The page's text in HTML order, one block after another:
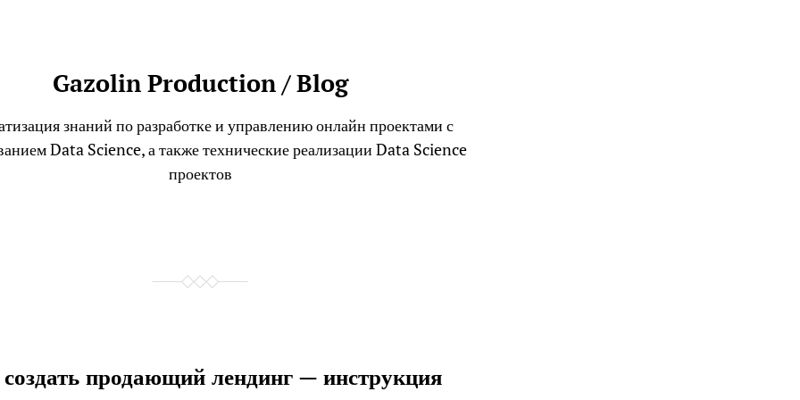
Gazolin Production / Blog
знаний по разработке и управлению онлайн проектами с
Data Science, а также технические реализации Data Science
проектов
продающий лендинг — инструкция